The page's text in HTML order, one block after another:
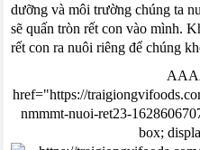
dưỡng và môi trường chúng ta
sẽ quấn tròn rết con vào mình.
rết con ra nuôi riêng để chúng
href="https://
nmmmt-nuoi-ret23-
box;